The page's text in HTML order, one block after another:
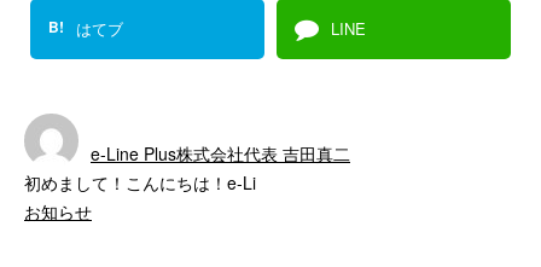
B! はてブ LINE
e-Line Plus株式会社代表 吉田真二
初めまして！こんにちは！e-Li
お知らせ